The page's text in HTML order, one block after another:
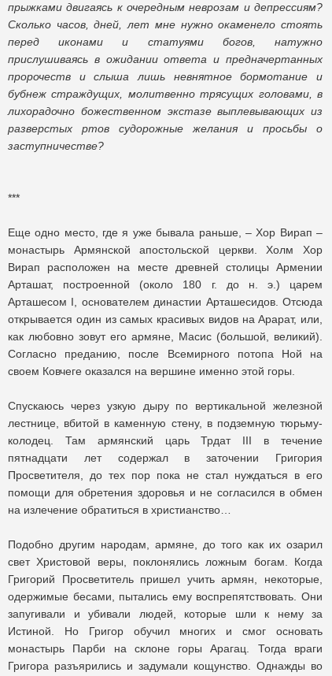
прыжками двигаясь к очередным неврозам и депрессиям?
Сколько часов, дней, лет мне нужно окаменело стоять
перед иконами и статуями богов, натужно
прислушиваясь в ожидании ответа и предначертанных
пророчеств и слыша лишь невнятное бормотание и
бубнеж страждущих, молитвенно трясущих головами, в
лихорадочно божественном экстазе выплевывающих из
разверстых ртов судорожные желания и просьбы о
заступничестве?
***
Еще одно место, где я уже бывала раньше, – Хор Вирап –
монастырь Армянской апостольской церкви. Холм Хор
Вирап расположен на месте древней столицы Армении
Арташат, построенной (около 180 г. до н. э.) царем
Арташесом I, основателем династии Арташесидов. Отсюда
открывается один из самых красивых видов на Арарат, или,
как любовно зовут его армяне, Масис (большой, великий).
Согласно преданию, после Всемирного потопа Ной на
своем Ковчеге оказался на вершине именно этой горы.
Спускаюсь через узкую дыру по вертикальной железной
лестнице, вбитой в каменную стену, в подземную тюрьму-
колодец. Там армянский царь Трдат III в течение
пятнадцати лет содержал в заточении Григория
Просветителя, до тех пор пока не стал нуждаться в его
помощи для обретения здоровья и не согласился в обмен
на излечение обратиться в христианство…
Подобно другим народам, армяне, до того как их озарил
свет Христовой веры, поклонялись ложным богам. Когда
Григорий Просветитель пришел учить армян, некоторые,
одержимые бесами, пытались ему воспрепятствовать. Они
запугивали и убивали людей, которые шли к нему за
Истиной. Но Григор обучил многих и смог основать
монастырь Парби на склоне горы Арагац. Тогда враги
Григора разъярились и задумали кощунство. Однажды во